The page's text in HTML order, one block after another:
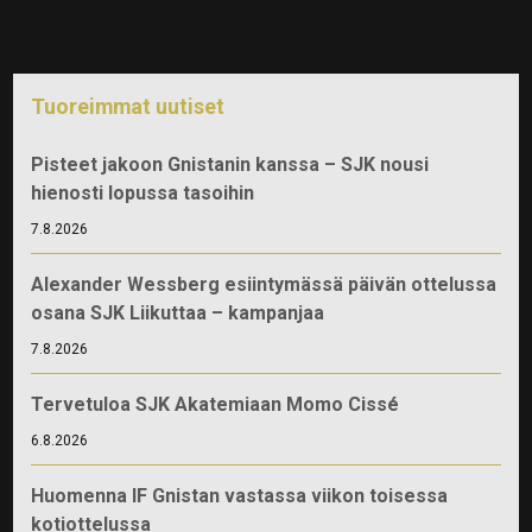
Tuoreimmat uutiset
Pisteet jakoon Gnistanin kanssa – SJK nousi
hienosti lopussa tasoihin
7.8.2026
Alexander Wessberg esiintymässä päivän ottelussa
osana SJK Liikuttaa – kampanjaa
7.8.2026
Tervetuloa SJK Akatemiaan Momo Cissé
6.8.2026
Huomenna IF Gnistan vastassa viikon toisessa
kotiottelussa